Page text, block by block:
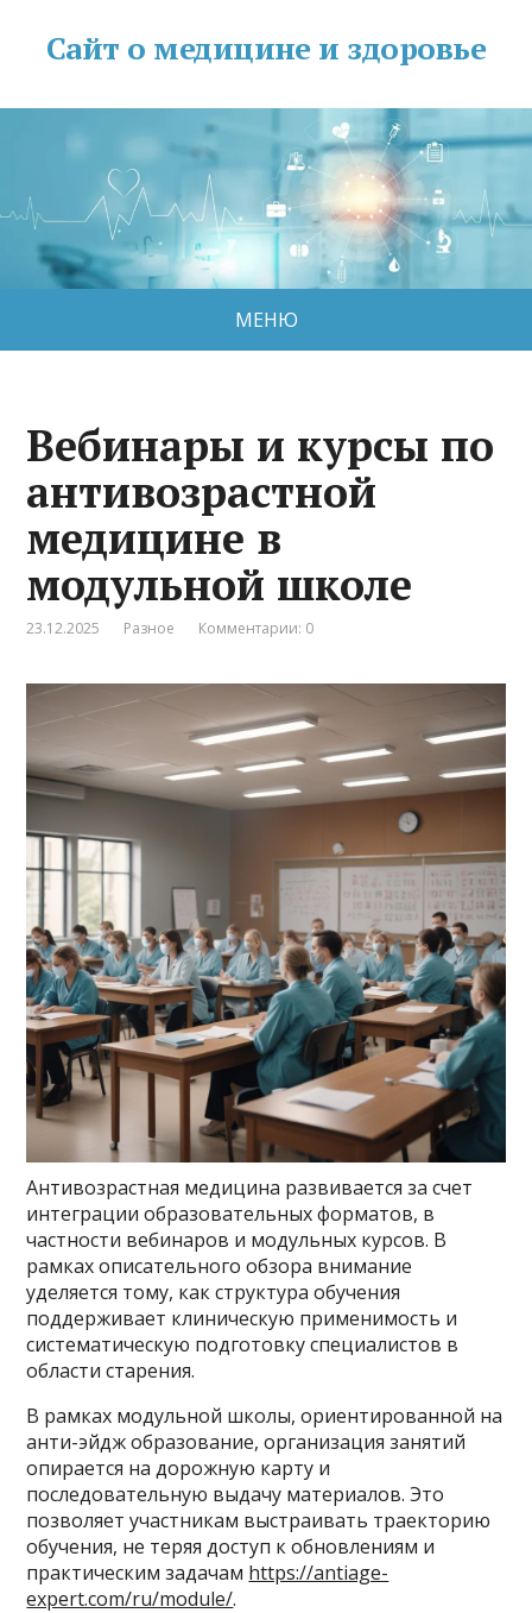
Сайт о медицине и здоровье
МЕНЮ
Вебинары и курсы по
антивозрастной
медицине в
модульной школе
23.12.2025 Разное Комментарии: 0
Антивозрастная медицина развивается за счет
интеграции образовательных форматов, в
частности вебинаров и модульных курсов. В
рамках описательного обзора внимание
уделяется тому, как структура обучения
поддерживает клиническую применимость и
систематическую подготовку специалистов в
области старения.
В рамках модульной школы, ориентированной на
анти-эйдж образование, организация занятий
опирается на дорожную карту и
последовательную выдачу материалов. Это
позволяет участникам выстраивать траекторию
обучения, не теряя доступ к обновлениям и
практическим задачам https://antiage-
expert.com/ru/module/.